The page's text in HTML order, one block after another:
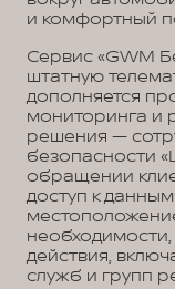
и комфортный
Сервис «GWM
штатную
дополняется
мониторинга и
решения —
безопасности
обращении
доступ к
действия,
служб и групп